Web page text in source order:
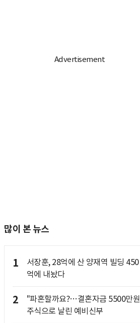
많이 본 뉴스
1
서장훈, 28억에 산 양재역 빌딩 450
억에 내놨다
2
"파혼할까요?…결혼자금 5500만원
주식으로 날린 예비신부